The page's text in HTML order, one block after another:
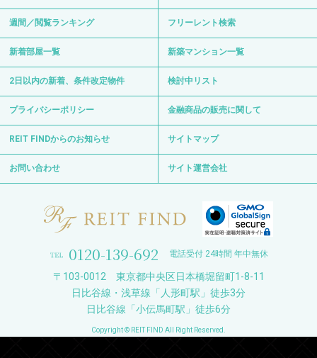
週間／閲覧ランキング フリーレント検索
新着部屋一覧 新築マンション一覧
2日以内の新着、条件改定物件 検討中リスト
プライバシーポリシー 金融商品の販売に関して
REIT FINDからのお知らせ サイトマップ
お問い合わせ サイト運営会社
0120-139-692 電話受付 24時間 年中無休
〒103-0012 東京都中央区日本橋堀留町1-8-11
日比谷線・浅草線「人形町駅」徒歩3分
日比谷線「小伝馬町駅」徒歩6分
Copyright © REIT FIND All Right Reserved.